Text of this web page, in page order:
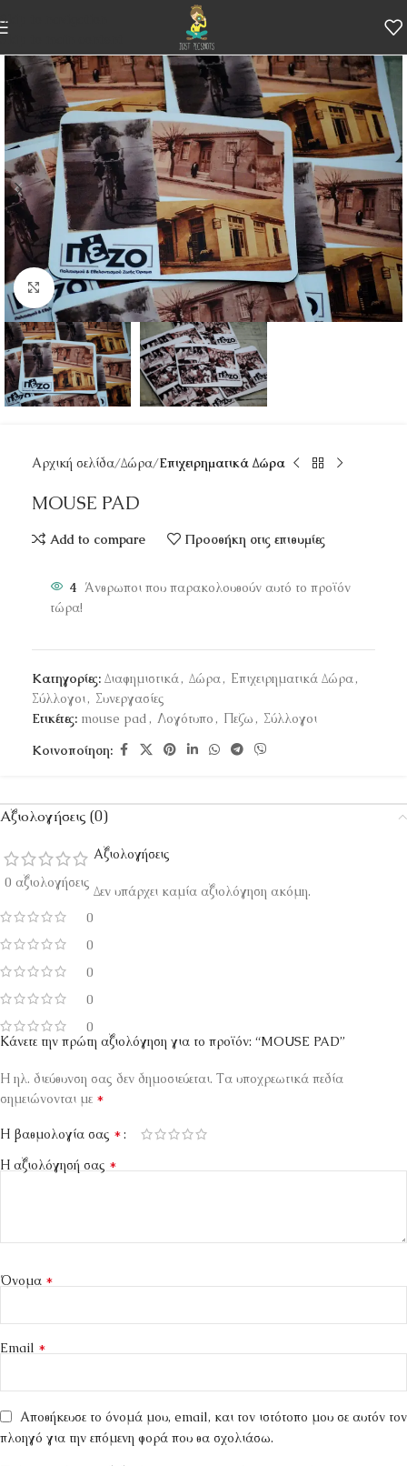
Skip to navigation
Skip to main content
Κάντε κλικ για μεγέθυνση
Αρχική σελίδα Δώρα Επιχειρηματικά Δώρα
MOUSE PAD
Add to compare Προσθήκη στις επιθυμίες
4 Άνθρωποι που παρακολουθούν αυτό το προϊόν
τώρα!
Κατηγορίες: Διαφημιστικά, Δώρα, Επιχειρηματικά Δώρα,
Σύλλογοι, Συνεργασίες
Ετικέτες: mouse pad , Λογότυπο , Πεζω , Σύλλογοι
Κοινοποίηση:
Αξιολογήσεις (0)
0 αξιολογήσεις
0
0
0
0
0
Αξιολογήσεις
Δεν υπάρχει καμία αξιολόγηση ακόμη.
Κάνετε την πρώτη αξιολόγηση για το προϊόν: “MOUSE PAD”
Η ηλ. διεύθυνση σας δεν δημοσιεύεται. Τα υποχρεωτικά πεδία
σημειώνονται με *
Η βαθμολογία σας *
Η αξιολόγησή σας *
Όνομα *
Email *
Αποθήκευσε το όνομά μου, email, και τον ιστότοπο μου σε αυτόν τον
πλοηγό για την επόμενη φορά που θα σχολιάσω.